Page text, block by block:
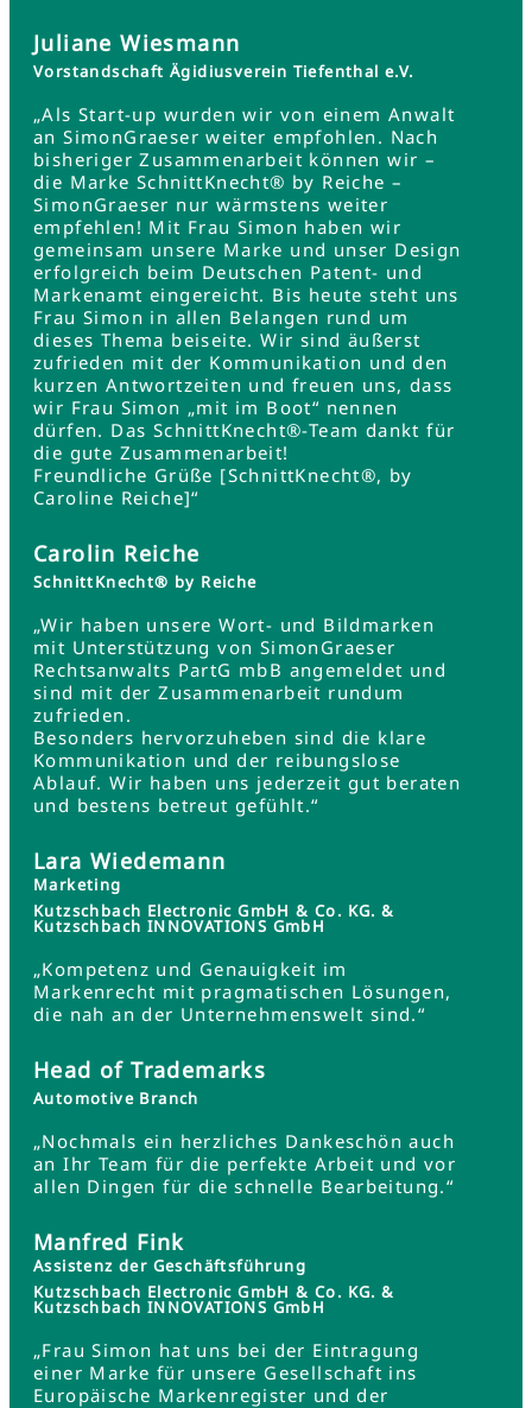
Juliane Wiesmann
Vorstandschaft Ägidiusverein Tiefenthal e.V.
„Als Start-up wurden wir von einem Anwalt
an SimonGraeser weiter empfohlen. Nach
bisheriger Zusammenarbeit können wir –
die Marke SchnittKnecht® by Reiche –
SimonGraeser nur wärmstens weiter
empfehlen! Mit Frau Simon haben wir
gemeinsam unsere Marke und unser Design
erfolgreich beim Deutschen Patent- und
Markenamt eingereicht. Bis heute steht uns
Frau Simon in allen Belangen rund um
dieses Thema beiseite. Wir sind äußerst
zufrieden mit der Kommunikation und den
kurzen Antwortzeiten und freuen uns, dass
wir Frau Simon „mit im Boot“ nennen
dürfen. Das SchnittKnecht®-Team dankt für
die gute Zusammenarbeit!
Freundliche Grüße [SchnittKnecht®, by
Caroline Reiche]“
Carolin Reiche
SchnittKnecht® by Reiche
„Wir haben unsere Wort- und Bildmarken
mit Unterstützung von SimonGraeser
Rechtsanwalts PartG mbB angemeldet und
sind mit der Zusammenarbeit rundum
zufrieden.
Besonders hervorzuheben sind die klare
Kommunikation und der reibungslose
Ablauf. Wir haben uns jederzeit gut beraten
und bestens betreut gefühlt.“
Lara Wiedemann
Marketing
Kutzschbach Electronic GmbH & Co. KG. &
Kutzschbach INNOVATIONS GmbH
„Kompetenz und Genauigkeit im
Markenrecht mit pragmatischen Lösungen,
die nah an der Unternehmenswelt sind.“
Head of Trademarks
Automotive Branch
„Nochmals ein herzliches Dankeschön auch
an Ihr Team für die perfekte Arbeit und vor
allen Dingen für die schnelle Bearbeitung.“
Manfred Fink
Assistenz der Geschäftsführung
Kutzschbach Electronic GmbH & Co. KG. &
Kutzschbach INNOVATIONS GmbH
„Frau Simon hat uns bei der Eintragung
einer Marke für unsere Gesellschaft ins
Europäische Markenregister und der